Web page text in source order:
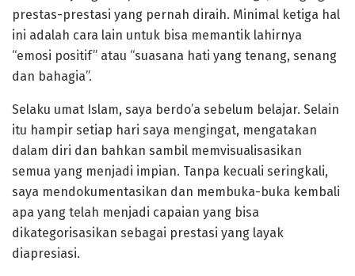
prestas-prestasi yang pernah diraih. Minimal ketiga hal
ini adalah cara lain untuk bisa memantik lahirnya
“emosi positif” atau “suasana hati yang tenang, senang
dan bahagia”.
Selaku umat Islam, saya berdo’a sebelum belajar. Selain
itu hampir setiap hari saya mengingat, mengatakan
dalam diri dan bahkan sambil memvisualisasikan
semua yang menjadi impian. Tanpa kecuali seringkali,
saya mendokumentasikan dan membuka-buka kembali
apa yang telah menjadi capaian yang bisa
dikategorisasikan sebagai prestasi yang layak
diapresiasi.